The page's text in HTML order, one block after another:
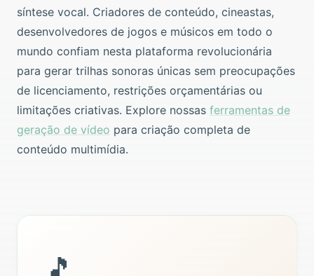
síntese vocal. Criadores de conteúdo, cineastas,
desenvolvedores de jogos e músicos em todo o
mundo confiam nesta plataforma revolucionária
para gerar trilhas sonoras únicas sem preocupações
de licenciamento, restrições orçamentárias ou
limitações criativas. Explore nossas ferramentas de
geração de vídeo para criação completa de
conteúdo multimídia.
🎵